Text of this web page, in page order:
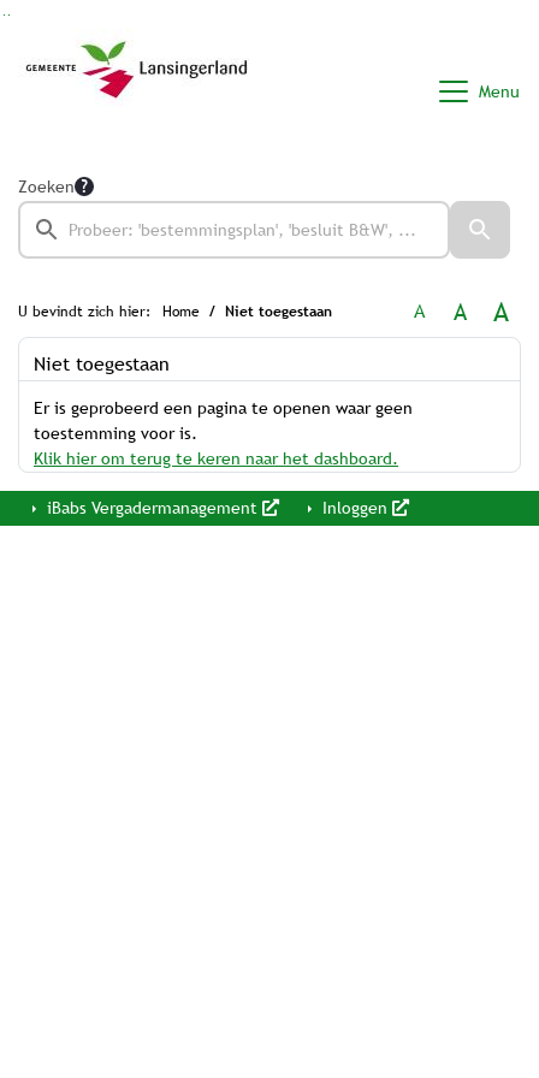
Menu
Zoeken
U bevindt zich hier: Home Niet toegestaan A A A
Niet toegestaan
Er is geprobeerd een pagina te openen waar geen
toestemming voor is.
Klik hier om terug te keren naar het dashboard.
iBabs Vergadermanagement Inloggen